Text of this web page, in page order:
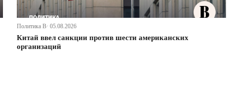
Политика В· 05.08.2026
Китай ввел санкции против шести американских
организаций